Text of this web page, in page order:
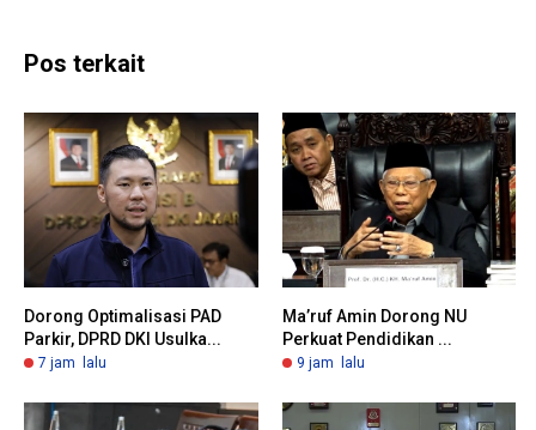
Pos terkait
Dorong Optimalisasi PAD
Parkir, DPRD DKI Usulka...
7 jam lalu
Ma’ruf Amin Dorong NU
Perkuat Pendidikan ...
9 jam lalu